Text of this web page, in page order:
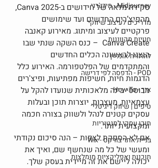
Midjourney - מידג'רני
מדריכים לעיצוב שיווקי
חנויות מקווננות
להרוויח אונליין
POD - הדפסה לפי דרישה
איך - How To
טיפים | שיווק דיגיטלי
תוכן עסקי למנטוריות
בניית אתר בוויקס - Wix
תוכנות ואפליקציות מומלצות
סקירה מלאה של חידושים ב-Canva 2025,
מהפיצ’רים החדשים ועד שימושים
פרקטיים לעיצוב ומיתוג. מאירוע קאנבה
Canva Create  – כנס השקה שנתי שבו
הוצגו לראשונה הכלים החדשים
והמתקדמים של הפלטפורמה. האירוע כלל
הדגמות חיות, חשיפות מפתיעות, ופיצ'רים
מבוססי בינה מלאכותית שנועדו להקל על
עצמאיות, מעצבות, יוצרות תוכן ובעלות
עסקים קטנים לנהל ולשווק בצורה חכמה
ומקצועית יותר.
אם לא הספקת לצפות – הנה סיכום נקודתי
ומעשי של כל מה שנחשף שם, ואיך את
יכולה ליישם את זה מיידית בעסק שלך.